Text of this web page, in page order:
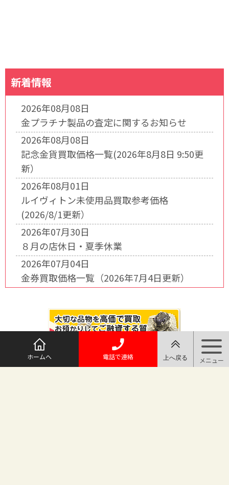
新着情報
2026年08月08日
金プラチナ製品の査定に関するお知らせ
2026年08月08日
記念金貨買取価格一覧(2026年8月8日 9:50更
新）
2026年08月01日
ルイヴィトン未使用品買取参考価格
(2026/8/1更新）
2026年07月30日
８月の店休日・夏季休業
2026年07月04日
金券買取価格一覧（2026年7月4日更新）
ホームへ 電話で連絡